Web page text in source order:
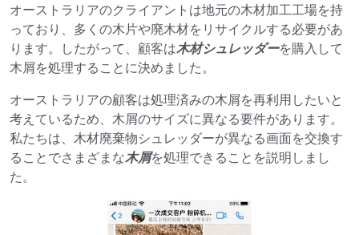
オーストラリアのクライアントは地元の木材加工工場を持
っており、多くの木片や廃木材をリサイクルする必要があ
ります。したがって、顧客は木材シュレッダーを購入して
木屑を処理することに決めました。
オーストラリアの顧客は処理済みの木屑を再利用したいと
考えているため、木屑のサイズに異なる要件があります。
私たちは、木材廃棄物シュレッダーが異なる画面を交換す
ることでさまざまな木屑を処理できることを説明しまし
た。